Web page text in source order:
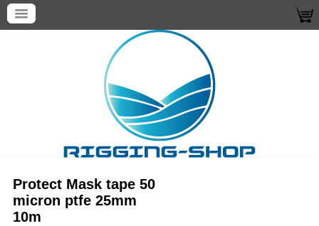
Protect Mask tape 50
micron ptfe 25mm
10m